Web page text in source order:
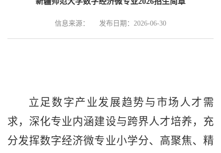
信息来源： 发布日期：2026-06-30
立足数字产业发展趋势与市场人才需
求，深化专业内涵建设与跨界人才培养，充
分发挥数字经济微专业小学分、高聚焦、精